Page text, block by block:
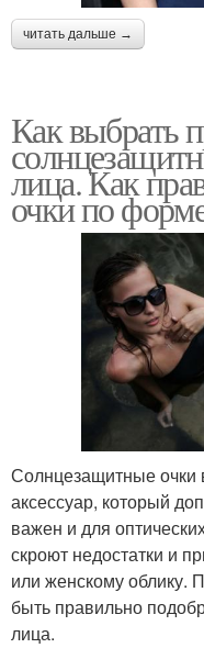
читать дальше →
Как выбрать
лица. Как
очки по
Солнцезащитные
аксессуар, который
важен и для
скроют недостатки и
или женскому облику.
быть правильно
лица.